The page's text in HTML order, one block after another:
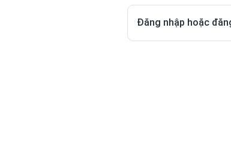
Đăng nhập hoặc